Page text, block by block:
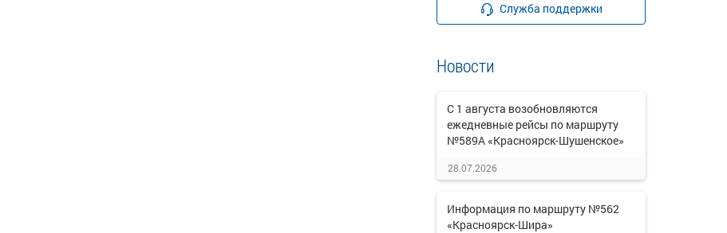
Служба поддержки
Новости
С 1 августа возобновляются
ежедневные рейсы по маршруту
№589А «Красноярск-Шушенское»
28.07.2026
Информация по маршруту №562
«Красноярск-Шира»